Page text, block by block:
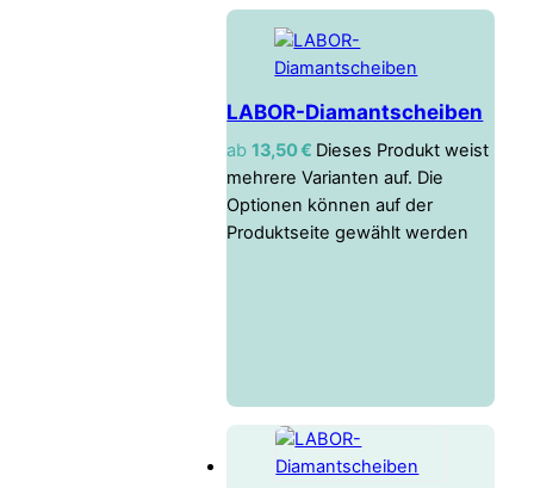
LABOR-Diamantscheiben
ab13,50€ Dieses Produkt weist
mehrere Varianten auf. Die
Optionen können auf der
Produktseite gewählt werden